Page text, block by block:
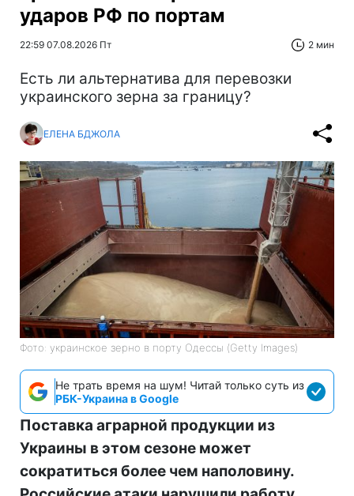
ударов РФ по портам
22:59 07.08.2026 Пт 2 мин
Есть ли альтернатива для перевозки
украинского зерна за границу?
ЕЛЕНА БДЖОЛА
Фото: украинское зерно в порту Одессы (Getty Images)
Не трать время на шум! Читай только суть из
РБК-Украина в Google
Поставка аграрной продукции из
Украины в этом сезоне может
сократиться более чем наполовину.